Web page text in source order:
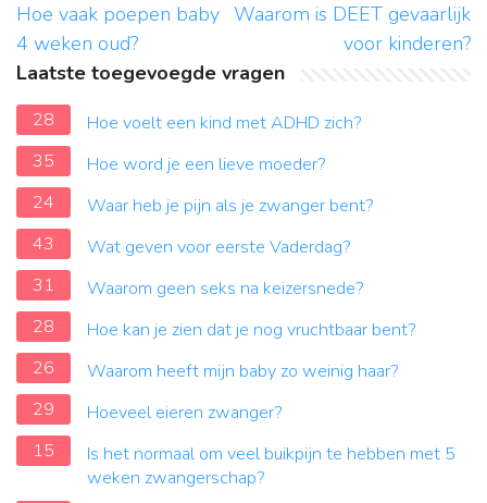
Hoe vaak poepen baby
4 weken oud?
Waarom is DEET gevaarlijk
voor kinderen?
Laatste toegevoegde vragen
28
Hoe voelt een kind met ADHD zich?
35
Hoe word je een lieve moeder?
24
Waar heb je pijn als je zwanger bent?
43
Wat geven voor eerste Vaderdag?
31
Waarom geen seks na keizersnede?
28
Hoe kan je zien dat je nog vruchtbaar bent?
26
Waarom heeft mijn baby zo weinig haar?
29
Hoeveel eieren zwanger?
15
Is het normaal om veel buikpijn te hebben met 5
weken zwangerschap?